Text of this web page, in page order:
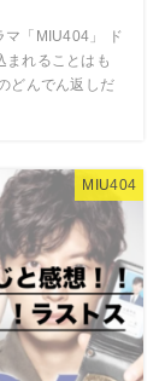
マ「MIU404」 ド
まれることはも
どんでん返しだ
MIU404